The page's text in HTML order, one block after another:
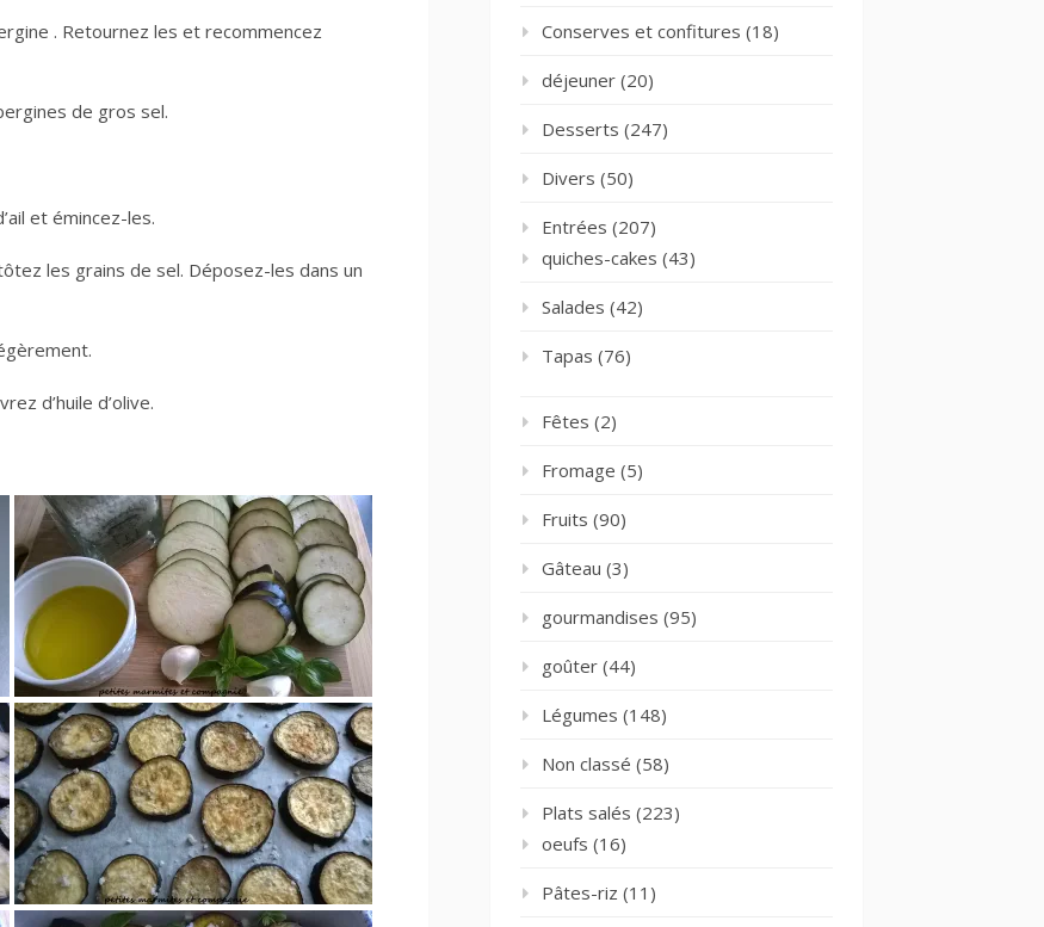
. Retournez les et recommencez
de gros sel.
et émincez-les.
les grains de sel. Déposez-les dans un
d’huile d’olive.
Conserves et confitures (18)
déjeuner (20)
Desserts (247)
Divers (50)
Entrées (207)
quiches-cakes (43)
Salades (42)
Tapas (76)
Fêtes (2)
Fromage (5)
Fruits (90)
Gâteau (3)
gourmandises (95)
goûter (44)
Légumes (148)
Non classé (58)
Plats salés (223)
oeufs (16)
Pâtes-riz (11)